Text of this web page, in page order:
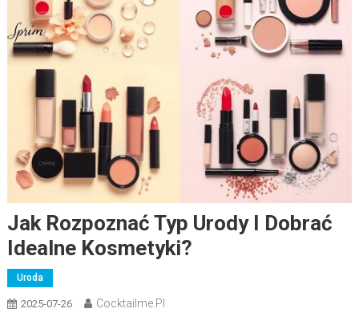
Jak Rozpoznać Typ Urody I Dobrać
Idealne Kosmetyki?
Uroda
2025-07-26 Cocktailme.pl